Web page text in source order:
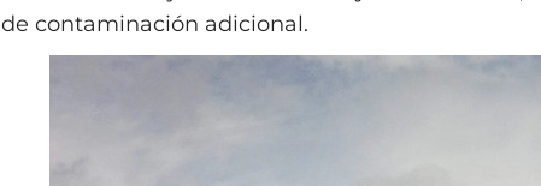
de contaminación adicional.